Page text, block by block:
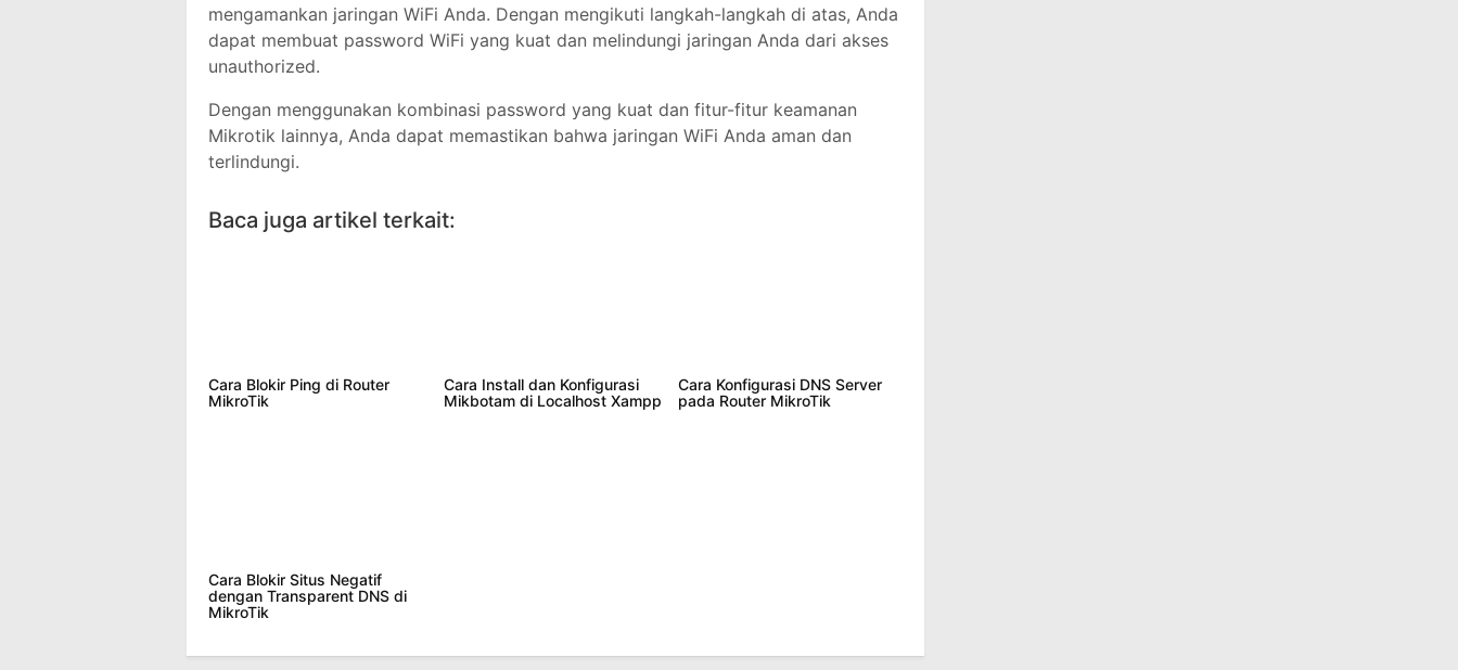
mengamankan jaringan WiFi Anda. Dengan mengikuti langkah-langkah di atas, Anda
dapat membuat password WiFi yang kuat dan melindungi jaringan Anda dari akses
unauthorized.
Dengan menggunakan kombinasi password yang kuat dan fitur-fitur keamanan
Mikrotik lainnya, Anda dapat memastikan bahwa jaringan WiFi Anda aman dan
terlindungi.
Baca juga artikel terkait:
Cara Blokir Ping di Router
MikroTik
Cara Install dan Konfigurasi
Mikbotam di Localhost Xampp
Cara Konfigurasi DNS Server
pada Router MikroTik
Cara Blokir Situs Negatif
dengan Transparent DNS di
MikroTik